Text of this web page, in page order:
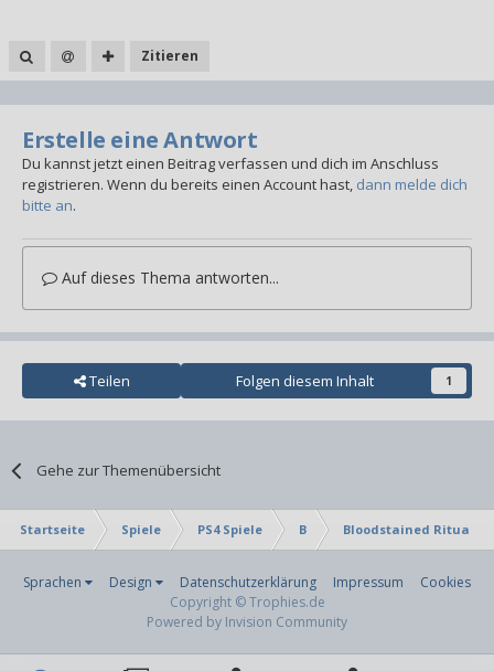
Zitieren
Erstelle eine Antwort
Du kannst jetzt einen Beitrag verfassen und dich im Anschluss
registrieren. Wenn du bereits einen Account hast, dann melde dich
bitte an.
Auf dieses Thema antworten...
Teilen Folgen diesem Inhalt 1
Gehe zur Themenübersicht
Startseite Spiele PS4 Spiele B Bloodstained Ritual
Sprachen Design Datenschutzerklärung Impressum
Cookies
Copyright © Trophies.de
Powered by Invision Community